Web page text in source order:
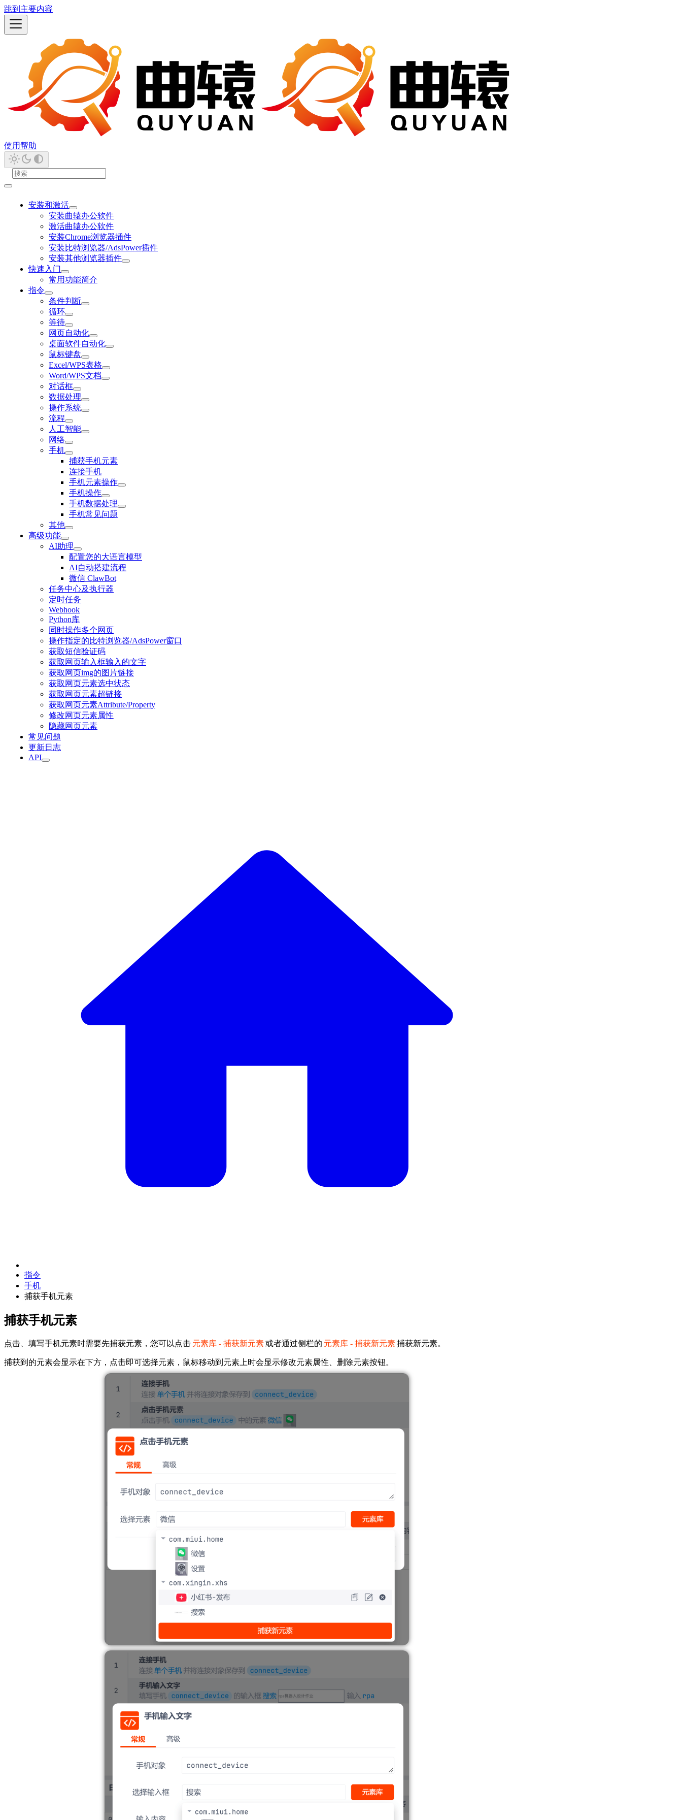
跳到主要内容
使用帮助
安装和激活
安装曲辕办公软件
激活曲辕办公软件
安装Chrome浏览器插件
安装比特浏览器/AdsPower插件
安装其他浏览器插件
快速入门
常用功能简介
指令
条件判断
循环
等待
网页自动化
桌面软件自动化
鼠标键盘
Excel/WPS表格
Word/WPS文档
对话框
数据处理
操作系统
流程
人工智能
网络
手机
捕获手机元素
连接手机
手机元素操作
手机操作
手机数据处理
手机常见问题
其他
高级功能
AI助理
配置您的大语言模型
AI自动搭建流程
微信 ClawBot
任务中心及执行器
定时任务
Webhook
Python库
同时操作多个网页
操作指定的比特浏览器/AdsPower窗口
获取短信验证码
获取网页输入框输入的文字
获取网页img的图片链接
获取网页元素选中状态
获取网页元素超链接
获取网页元素Attribute/Property
修改网页元素属性
隐藏网页元素
常见问题
更新日志
API
指令
手机
捕获手机元素
捕获手机元素
点击、填写手机元素时需要先捕获元素，您可以点击 元素库 - 捕获新元素或者通过侧栏的 元素库 - 捕获新元素捕获新元素。
捕获到的元素会显示在下方，点击即可选择元素，鼠标移动到元素上时会显示修改元素属性、删除元素按钮。